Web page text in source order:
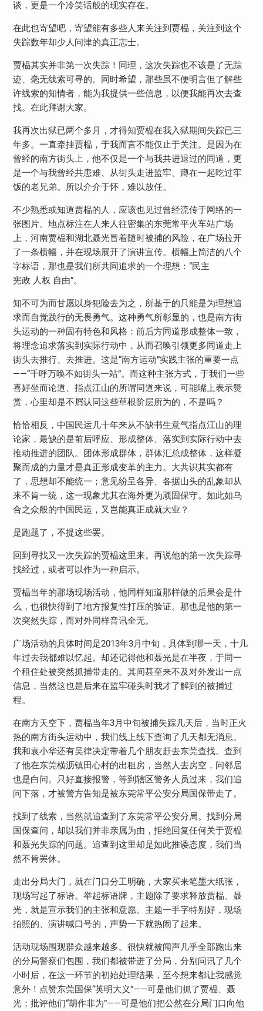
谈，更是一个冷笑话般的现实存在。
在此也寄望吧，寄望能有多些人来关注到贾榀，关注到这个
失踪数年却少人问津的真正志士。
贾榀其实并非第一次失踪！同理，这次失踪也不该是了无踪
迹、毫无线索可寻的。同时希望，那些虽不便明言但了解些
许线索的知情者，能为我提供一些信息，以便我能再次去查
找。在此拜谢大家。
我再次出狱已两个多月，才得知贾榀在我入狱期间失踪已三
年多。一直牵挂贾榀，于我而言不能仅止于关注。是因为在
曾经的南方街头上，他不仅是一个与我共进退过的同道，更
是一个与我曾经共患难、从街头走进监牢、蹲在一起吃过牢
饭的老兄弟。所以介介于怀，难以放任。
不少熟悉或知道贾榀的人，应该也见过曾经流传于网络的一
张图片。地点标注在人来人往密集的东莞常平火车站广场
上，河南贾榀和湖北聂光冒着随时被捕的风险，在广场拉开
了一条横幅，并在现场展开了演讲宣传。横幅上简洁的八个
字标语，那也是我们所共同追求的一个理想：“民主
宪政 人权 自由”。
知不可为而甘愿以身犯险去为之，所基于的只能是为理想追
求而自觉践行的无畏勇气。这种勇气所彰显的，也是南方街
头运动的一种固有特色和风格：前后方同道形成整体一致，
将理念追求落实到实际行动中，从而召唤引领更多同道走上
街头去推行、去推进。这是“南方运动”实践主张的重要一点
——“千呼万唤不如街头一站”。而这种主张方式，于我们一些
喜好坐而论道、指点江山的所谓同道来说，可能嘴上表示赞
赏，心里却是不屑认同这些草根阶层所为的，不是吗？
恰恰相反，中国民运几十年来从不缺书生意气指点江山的理
论家，最缺的是前后呼应、形成整体、落实到实际行动中去
推动推进的团队。团体形成群体，群体汇总成整体，这样凝
聚而成的力量才是真正形成变革的主力。大共识其实都有
了，思想却不能统一；意见纷呈各异、各据山头的乱象却从
来不肯一统，这一现象尤其在海外更为顽固保守。如此如乌
合之众般的中国民运，又岂能真正成就大业？
是跑题了，不提这些罢。
回到寻找又一次失踪的贾榀这里来。再说他的第一次失踪寻
找经过，或者可以作为一种启示。
贾榀当年的那场现场活动，他同样知道那样做的后果会是什
么，也很快得到了地方报复性打压的验证。那也是他的第一
次突然失踪，而对外同样音讯全无。
广场活动的具体时间是2013年3月中旬，具体到哪一天，十几
年过去我都难以忆起。却还记得他和聂光是在半夜，于同一
个租住处被突然抓捕带走的。其间甚至来不及对外发出一点
信息，当然这也是后来在监牢碰头时我才了解到的被捕过
程。
在南方天空下，贾榀当年3月中旬被捕失踪几天后，当时正火
热的南方街头运动中，我们线上线下查询了几天都无消息。
我和袁小华还有吴律决定带着几个朋友赶去东莞查找。查到
了他在东莞横沥镇田心村的出租房，当然人去房空，问邻居
也是白问。只好直接报警，等到辖区警务人员过来，我们追
问下落，才被警方告知是被东莞常平公安分局国保带走了。
找到了线索，当然就追查到了东莞常平公安分局。找到分局
国保查问，却以我们并非亲属为由，拒绝回复任何关于贾榀
和聂光失踪的问题。追查到这里却是如此推诿态度，我们当
然不肯罢休。
走出分局大门，就在门口分工明确，大家买来笔墨大纸张，
现场写起了标语。举起标语牌，主题除了要求释放贾榀、聂
光，就是宣示我们的主张和意愿。主题一手字特别好，现场
拍照的、演讲喊口号的，声势一下就热闹了起来。
活动现场围观群众越来越多。很快就被闻声几乎全部跑出来
的分局警察们包围，我们都被带进了分局，分别问讯了几个
小时后，在这一环节的初始处理结果，至今想来都让我感觉
意外！点赞东莞国保“英明大义”——可是他们抓了贾榀、聂
光；批评他们“胡作非为”——可是他们把公然在分局门口向他